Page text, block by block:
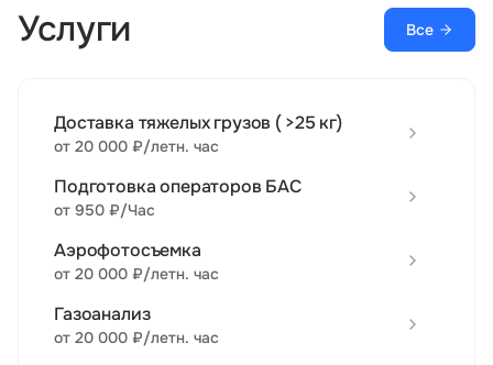
Услуги Все
Доставка тяжелых грузов ( >25 кг)
от 20 000 ₽/летн. час
Подготовка операторов БАС
от 950 ₽/Час
Аэрофотосъемка
от 20 000 ₽/летн. час
Газоанализ
от 20 000 ₽/летн. час